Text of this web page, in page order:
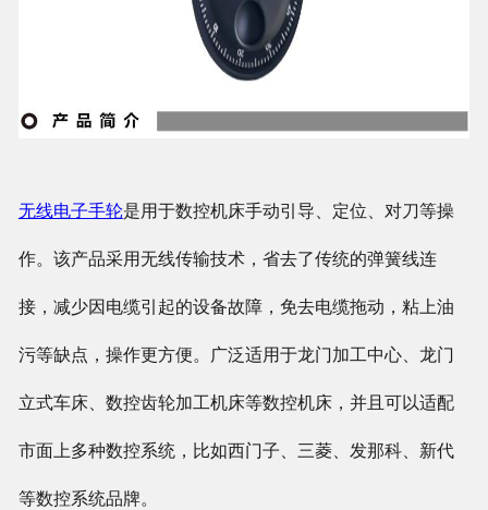
无线电子手轮是用于数控机床手动引导、定位、对刀等操
作。该产品采用无线传输技术，省去了传统的弹簧线连
接，减少因电缆引起的设备故障，免去电缆拖动，粘上油
污等缺点，操作更方便。广泛适用于龙门加工中心、龙门
立式车床、数控齿轮加工机床等数控机床，并且可以适配
市面上多种数控系统，比如西门子、三菱、发那科、新代
等数控系统品牌。